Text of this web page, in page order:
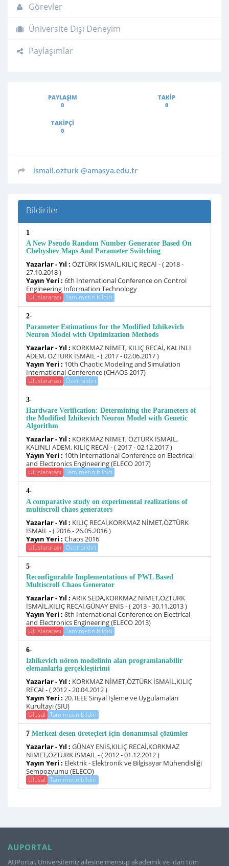
Görevler
Üniversite Dışı Deneyim
Paylaşımlar
PAYLAŞIM
0
TAKIP
0
TAKIPÇI
0
ismail.ozturk @amasya.edu.tr
Bildiriler
1-
A New Pseudo Random Number Generator Based On
Chebyshev Maps And Parameter Switching
Yazarlar - Yıl : ÖZTÜRK İSMAİL,KILIÇ RECAİ - ( 2018 -
27.10.2018 )
Yayın Yeri : 6th International Conference on Control
Engineering Information Technology
Uluslararası Tam metin bildiri
2-
Parameter Estimations for the Modified Izhikevich
Neuron Model with Optimization Methods
Yazarlar - Yıl : KORKMAZ NİMET, KILIÇ RECAİ, KALINLI
ADEM, ÖZTÜRK İSMAİL - ( 2017 - 02.06.2017 )
Yayın Yeri : 10th Chaotic Modeling and Simulation
International Conference (CHAOS 2017)
Uluslararası Özet bildiri
3-
Hardware Verification: Determining the Parameters of
the Modified Izhikevich Neuron Model with Genetic
Algorithm
Yazarlar - Yıl : KORKMAZ NİMET, ÖZTÜRK İSMAİL,
KALINLI ADEM, KILIÇ RECAİ - ( 2017 - 02.12.2017 )
Yayın Yeri : 10th International Conference on Electrical
and Electronics Engineering (ELECO 2017)
Uluslararası Tam metin bildiri
4-
A comparative study on experimental realizations of
multiscroll chaos generators
Yazarlar - Yıl : KILIÇ RECAİ,KORKMAZ NİMET,ÖZTÜRK
İSMAİL - ( 2016 - 26.05.2016 )
Yayın Yeri : Chaos 2016
Uluslararası Özet bildiri
5-
Reconfigurable Implementations of PWL Based
Multiscroll Chaos Generator
Yazarlar - Yıl : ARIK SEDA,KORKMAZ NİMET,ÖZTÜRK
İSMAİL,KILIÇ RECAİ,GÜNAY ENİS - ( 2013 - 30.11.2013 )
Yayın Yeri : 8th International Conference on Electrical
and Electronics Engineering (ELECO 2013)
Uluslararası Tam metin bildiri
6-
Izhikevich nöron modelinin alan programlanabilir
elemanlarla gerçekleştirimi
Yazarlar - Yıl : KORKMAZ NİMET,ÖZTÜRK İSMAİL,KILIÇ
RECAİ - ( 2012 - 20.04.2012 )
Yayın Yeri : 20. IEEE Sinyal İşleme ve Uygulamaları
Kurultayı (SIU)
Ulusal Tam metin bildiri
7-Merkezi desen üreteçleri için donanımsal çözümler
Yazarlar - Yıl : GÜNAY ENİS,KILIÇ RECAİ,KORKMAZ
NİMET,ÖZTÜRK İSMAİL - ( 2012 - 01.12.2012 )
Yayın Yeri : Elektrik - Elektronik ve Bilgisayar Mühendisliği
Sempozyumu (ELECO)
Ulusal Tam metin bildiri
AUPORTAL
AUPortal, Üniversitemiz ailesine mensup akademik ve idari tüm